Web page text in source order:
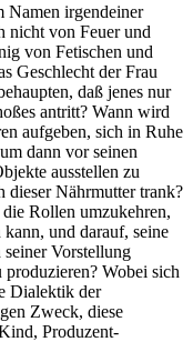
Namen irgendeiner
nicht von Feuer und
von Fetischen und
Geschlecht der Frau
daß jenes nur
antritt? Wann wird
aufgeben, sich in Ruhe
dann vor seinen
ausstellen zu
dieser Nährmutter trank?
Rollen umzukehren,
und darauf, seine
Vorstellung
Wobei sich
Dialektik der
Zweck, diese
Produzent-